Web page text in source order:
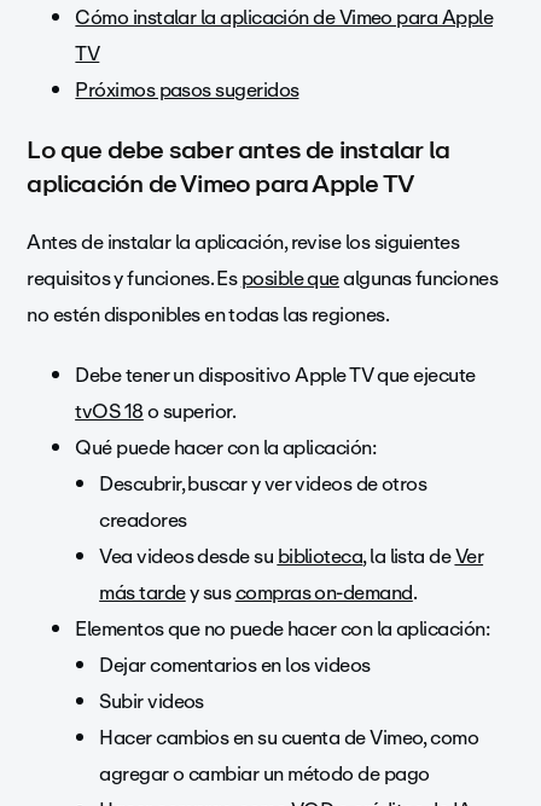
Cómo instalar la aplicación de Vimeo para Apple
TV
Próximos pasos sugeridos
Lo que debe saber antes de instalar la
aplicación de Vimeo para Apple TV
Antes de instalar la aplicación, revise los siguientes
requisitos y funciones. Esposible quealgunas funciones
no estén disponibles en todas las regiones.
Debe tener un dispositivo Apple TV que ejecute
tvOS 18o superior.
Qué puede hacer con la aplicación:
Descubrir, buscar y ver videos de otros
creadores
Vea videos desde subiblioteca, la lista deVer
más tardey suscompras on-demand.
Elementos que no puede hacer con la aplicación:
Dejar comentarios en los videos
Subir videos
Hacer cambios en su cuenta de Vimeo, como
agregar o cambiar un método de pago